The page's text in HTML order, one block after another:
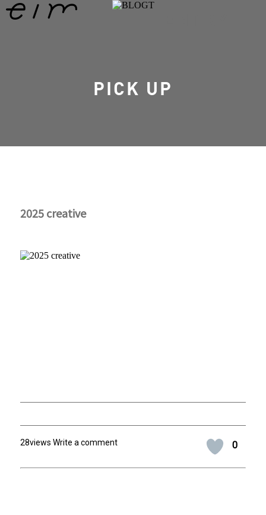
PICK UP
2025 creative
28views Write a comment 0